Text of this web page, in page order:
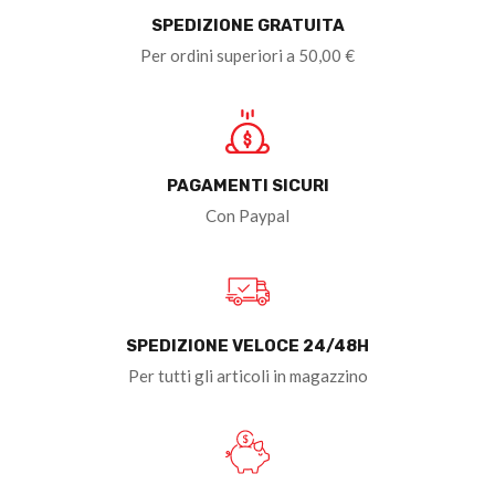
SPEDIZIONE GRATUITA
Per ordini superiori a 50,00 €
PAGAMENTI SICURI
Con Paypal
SPEDIZIONE VELOCE 24/48H
Per tutti gli articoli in magazzino